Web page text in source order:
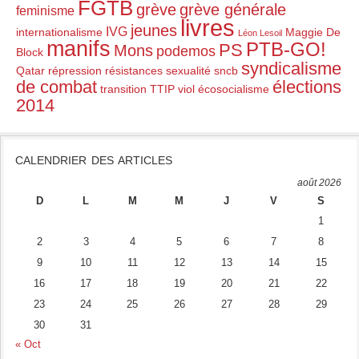
feminisme FGTB grèvegrève générale
internationalisme IVG jeunes livres Léon Lesoil Maggie De
Block manifs Mons podemos PS PTB-GO!
Qatar répression résistances sexualité sncb syndicalisme
de combat transition TTIP viol écosocialisme élections
2014
CALENDRIER DES ARTICLES
août 2026
D L M M J V
S
1
2
3 4 5 6 7
8
9
10 11 12 13 14
15
16
17 18 19 20 21
22
23
24 25 26 27 28
29
30
31
« Oct